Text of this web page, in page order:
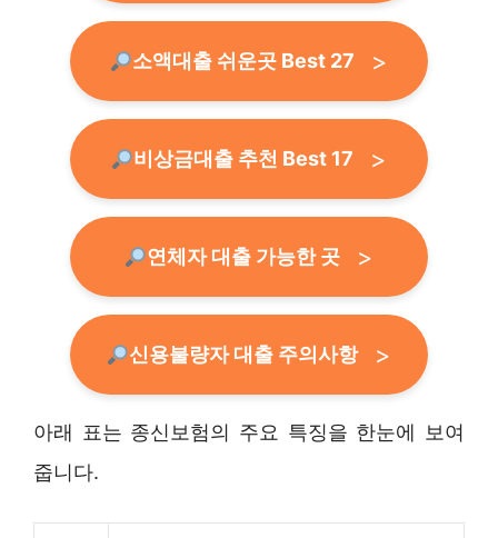
소액대출 쉬운곳 Best 27
비상금대출 추천 Best 17
연체자 대출 가능한 곳
신용불량자 대출 주의사항
아래 표는 종신보험의 주요 특징을 한눈에 보여
줍니다.